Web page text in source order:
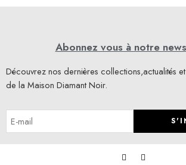
Abonnez vous à notre
Découvrez nos dernières collections,actualités
de la Maison Diamant Noir.